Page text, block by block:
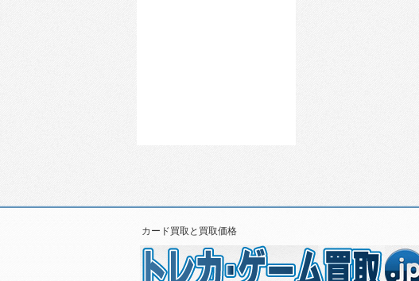
カード買取と買取価格